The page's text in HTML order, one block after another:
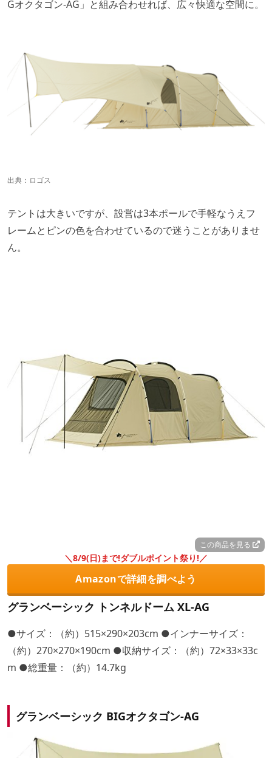
Gオクタゴン-AG」と組み合わせれば、広々快適な空間に。
出典： ロゴス
テントは大きいですが、設営は3本ポールで手軽なうえフ
レームとピンの色を合わせているので迷うことがありませ
ん。
この商品を見る
＼8/9(日)まで!ダブルポイント祭り!／
Amazonで詳細を調べよう
グランベーシック トンネルドーム XL-AG
●サイズ：（約）515×290×203cm ●インナーサイズ：
（約）270×270×190cm ●収納サイズ：（約）72×33×33c
m ●総重量：（約）14.7kg
グランベーシック BIGオクタゴン-AG